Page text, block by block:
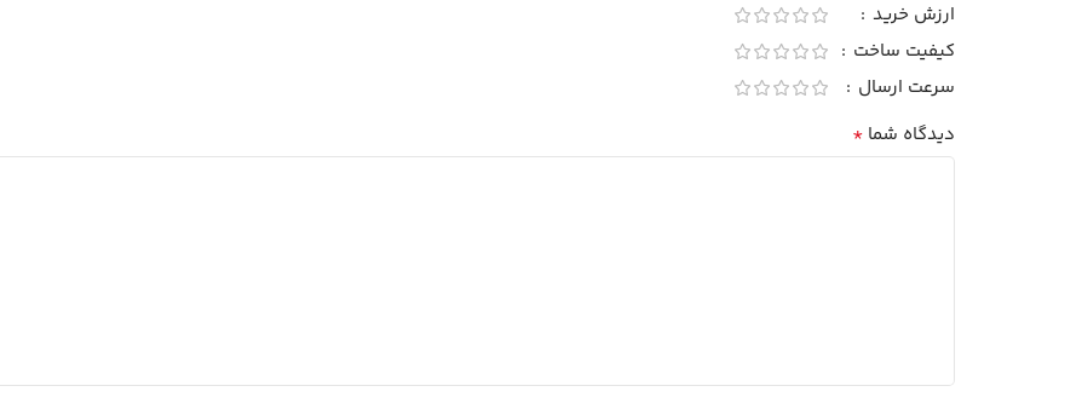
ارزش خرید
کیفیت ساخت
سرعت ارسال
دیدگاه شما *